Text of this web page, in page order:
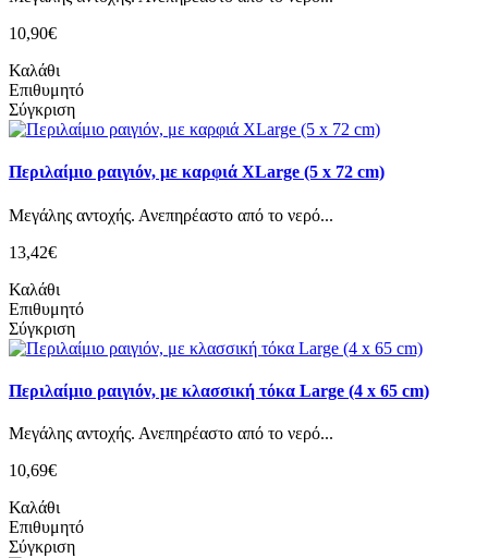
10,90€
Καλάθι
Επιθυμητό
Σύγκριση
Περιλαίμιο ραιγιόν, με καρφιά XLarge (5 x 72 cm)
Mεγάλης αντοχής. Ανεπηρέαστο από το νερό...
13,42€
Καλάθι
Επιθυμητό
Σύγκριση
Περιλαίμιο ραιγιόν, με κλασσική τόκα Large (4 x 65 cm)
Mεγάλης αντοχής. Ανεπηρέαστο από το νερό...
10,69€
Καλάθι
Επιθυμητό
Σύγκριση